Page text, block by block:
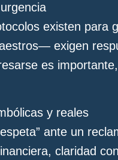
existen para
exigen
es
y reales
ante un
claridad